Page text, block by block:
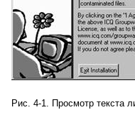
Рис. 4-1. Просмотр текста